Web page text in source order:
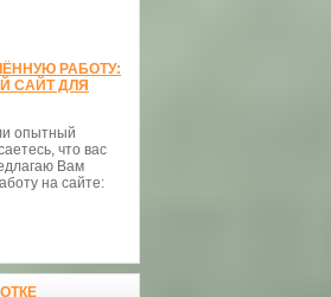
РАБОТУ:
САЙТ ДЛЯ
опытный
что вас
Вам
на сайте: